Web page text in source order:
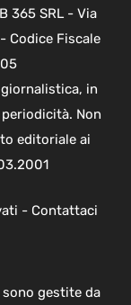
365 SRL - Via
Codice Fiscale
in
Non
editoriale ai
- Contattaci
gestite da